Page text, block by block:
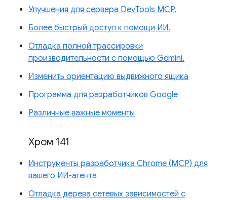
Улучшения для сервера DevTools MCP.
Более быстрый доступ к помощи ИИ.
Отладка полной трассировки
производительности с помощью Gemini.
Изменить ориентацию выдвижного ящика
Программа для разработчиков Google
Различные важные моменты
Хром 141
Инструменты разработчика Chrome (MCP) для
вашего ИИ-агента
Отладка дерева сетевых зависимостей с